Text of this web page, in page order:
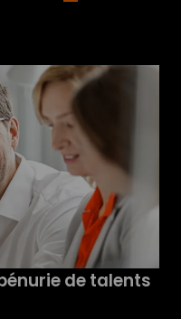
de talents